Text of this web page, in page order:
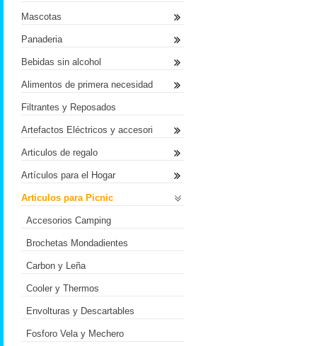
Mascotas
Panaderia
Bebidas sin alcohol
Alimentos de primera necesidad
Filtrantes y Reposados
Artefactos Eléctricos y accesori
Articulos de regalo
Artículos para el Hogar
Articulos para Picnic
Accesorios Camping
Brochetas Mondadientes
Carbon y Leña
Cooler y Thermos
Envolturas y Descartables
Fosforo Vela y Mechero